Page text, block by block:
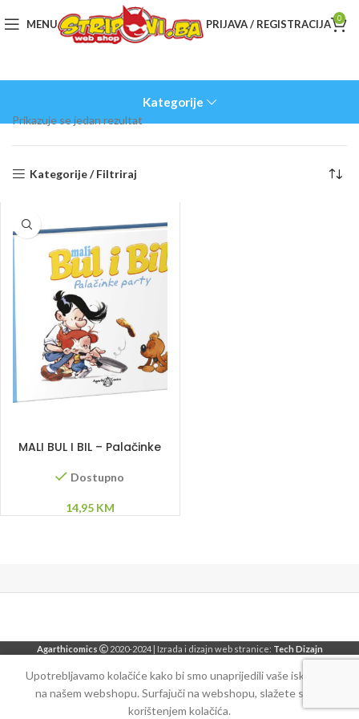
MENU PRIJAVA / REGISTRACIJA 0
Kategorije
Prikazuje se jedan rezultat
Kategorije / Filtriraj
MALI BUL I BIL – Palačinke
Dostupno
14,95 KM
Agarthicomics 2020-2024 | Izrada i dizajn web stranice: Tech Dizajn
Upotrebljavamo kolačiće kako bi smo unaprijedili vaše iskustvo
na našem webshopu. Surfajuči na webshopu, slažete se sa
korištenjem kolačića.